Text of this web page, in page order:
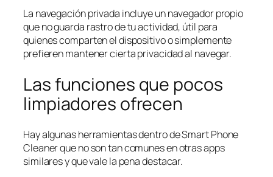
La navegación privada incluye un navegador propio
que no guarda rastro de tu actividad, útil para
quienes comparten el dispositivo o simplemente
prefieren mantener cierta privacidad al navegar.
Las funciones que pocos
limpiadores ofrecen
Hay algunas herramientas dentro de Smart Phone
Cleaner que no son tan comunes en otras apps
similares y que vale la pena destacar.